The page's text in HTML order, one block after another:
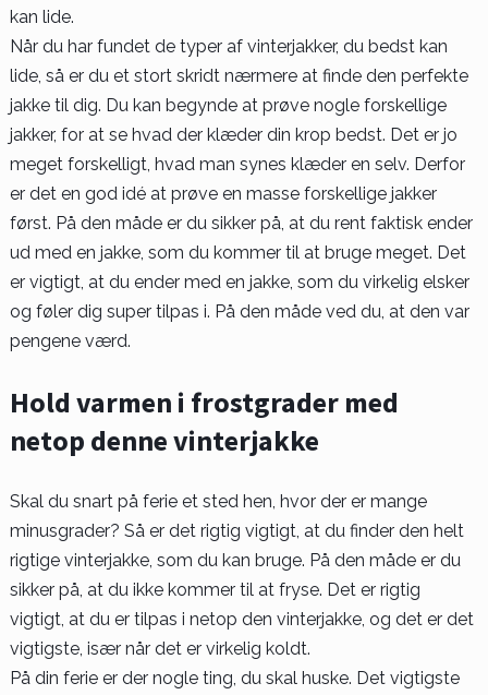
kan lide.
Når du har fundet de typer af vinterjakker, du bedst kan
lide, så er du et stort skridt nærmere at finde den perfekte
jakke til dig. Du kan begynde at prøve nogle forskellige
jakker, for at se hvad der klæder din krop bedst. Det er jo
meget forskelligt, hvad man synes klæder en selv. Derfor
er det en god idé at prøve en masse forskellige jakker
først. På den måde er du sikker på, at du rent faktisk ender
ud med en jakke, som du kommer til at bruge meget. Det
er vigtigt, at du ender med en jakke, som du virkelig elsker
og føler dig super tilpas i. På den måde ved du, at den var
pengene værd.
Hold varmen i frostgrader med
netop denne vinterjakke
Skal du snart på ferie et sted hen, hvor der er mange
minusgrader? Så er det rigtig vigtigt, at du finder den helt
rigtige vinterjakke, som du kan bruge. På den måde er du
sikker på, at du ikke kommer til at fryse. Det er rigtig
vigtigt, at du er tilpas i netop den vinterjakke, og det er det
vigtigste, især når det er virkelig koldt.
På din ferie er der nogle ting, du skal huske. Det vigtigste